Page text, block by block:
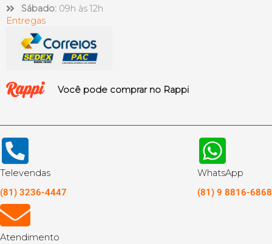
Sábado: 09h às 12h
Entregas
Você pode comprar no Rappi
Televendas
(81) 3236-4447
WhatsApp
(81) 9 8816-6868
Atendimento